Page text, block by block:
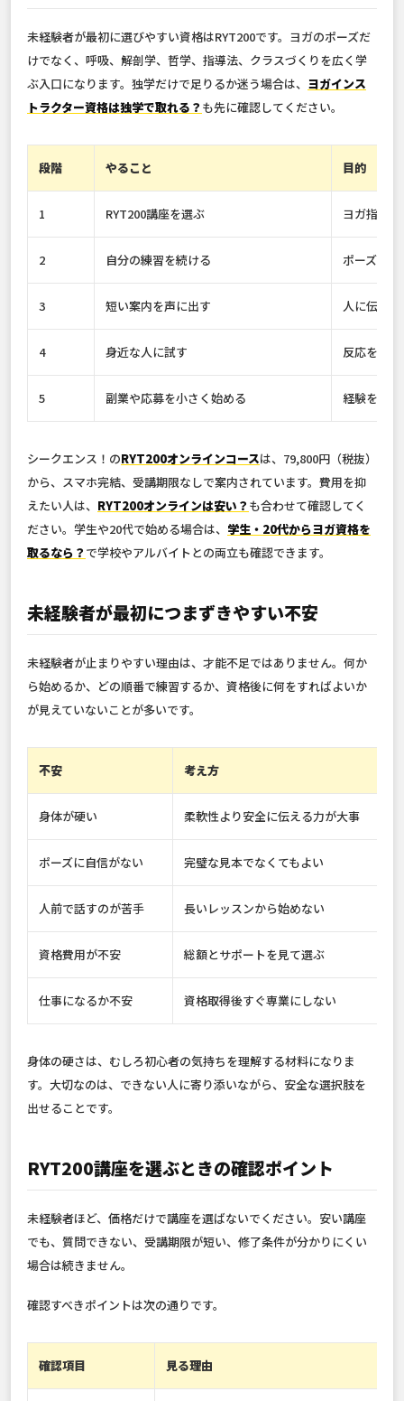
未経験者が最初に選びやすい資格はRYT200です。ヨガのポーズだ
けでなく、呼吸、解剖学、哲学、指導法、クラスづくりを広く学
ぶ入口になります。独学だけで足りるか迷う場合は、 ヨガインス
トラクター資格は独学で取れる？ も先に確認してください。
段階 やること 目的
1 RYT200講座を選ぶ ヨガ指導
2 自分の練習を続ける ポーズと
3 短い案内を声に出す 人に伝え
4 身近な人に試す 反応を見
5 副業や応募を小さく始める 経験を仕
シークエンス！のRYT200オンラインコースは、79,800円（税抜）
から、スマホ完結、受講期限なしで案内されています。費用を抑
えたい人は、 RYT200オンラインは安い？ も合わせて確認してく
ださい。学生や20代で始める場合は、 学生・20代からヨガ資格を
取るなら？ で学校やアルバイトとの両立も確認できます。
未経験者が最初につまずきやすい不安
未経験者が止まりやすい理由は、才能不足ではありません。何か
ら始めるか、どの順番で練習するか、資格後に何をすればよいか
が見えていないことが多いです。
不安 考え方
身体が硬い 柔軟性より安全に伝える力が大事
ポーズに自信がない 完璧な見本でなくてもよい
人前で話すのが苦手 長いレッスンから始めない
資格費用が不安 総額とサポートを見て選ぶ
仕事になるか不安 資格取得後すぐ専業にしない
身体の硬さは、むしろ初心者の気持ちを理解する材料になりま
す。大切なのは、できない人に寄り添いながら、安全な選択肢を
出せることです。
RYT200講座を選ぶときの確認ポイント
未経験者ほど、価格だけで講座を選ばないでください。安い講座
でも、質問できない、受講期限が短い、修了条件が分かりにくい
場合は続きません。
確認すべきポイントは次の通りです。
確認項目 見る理由